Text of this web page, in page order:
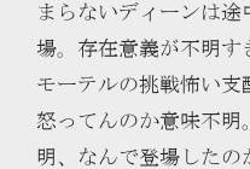
まらないディーンは
場。存在意義が不明す
モーテルの挑戦怖い支
怒ってんのか意味不明
明、なんで登場したの